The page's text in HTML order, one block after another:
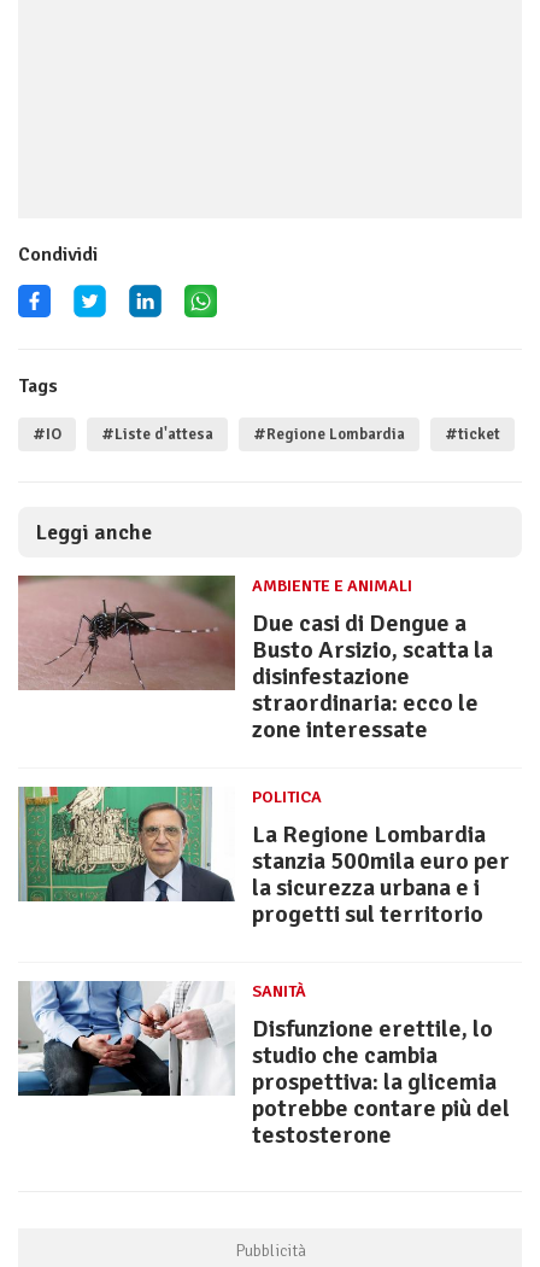
Condividi
Tags
#IO #Liste d'attesa #Regione Lombardia #ticket
Leggi anche
AMBIENTE E ANIMALI
Due casi di Dengue a
Busto Arsizio, scatta la
disinfestazione
straordinaria: ecco le
zone interessate
POLITICA
La Regione Lombardia
stanzia 500mila euro per
la sicurezza urbana e i
progetti sul territorio
SANITÀ
Disfunzione erettile, lo
studio che cambia
prospettiva: la glicemia
potrebbe contare più del
testosterone